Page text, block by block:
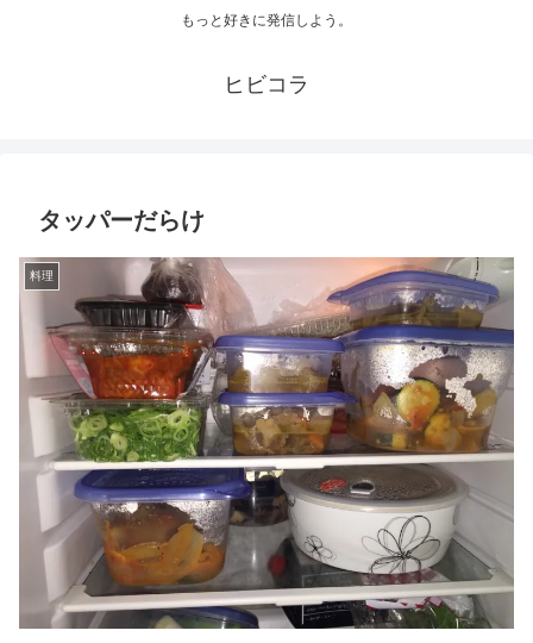
もっと好きに発信しよう。
ヒビコラ
タッパーだらけ
料理